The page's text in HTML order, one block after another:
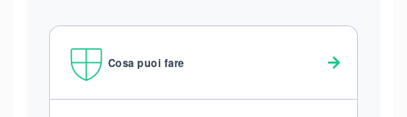
Cosa puoi fare